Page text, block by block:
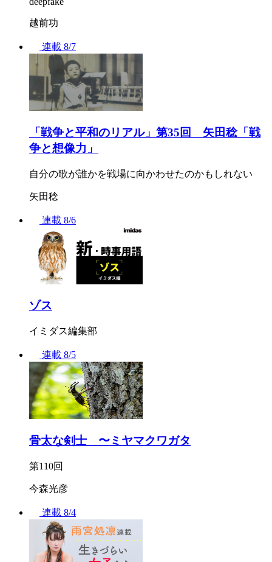
越前功
連載 8/7
「戦争と平和のリアル」第35回 矢田稔「戦
争と想像力」
自分の歌が誰かを戦場に向かわせたのかもしれない
矢田稔
連載 8/6
ゾス
イミダス編集部
連載 8/5
骨太な剣士 〜ミヤマクワガタ
第110回
今森光彦
連載 8/4